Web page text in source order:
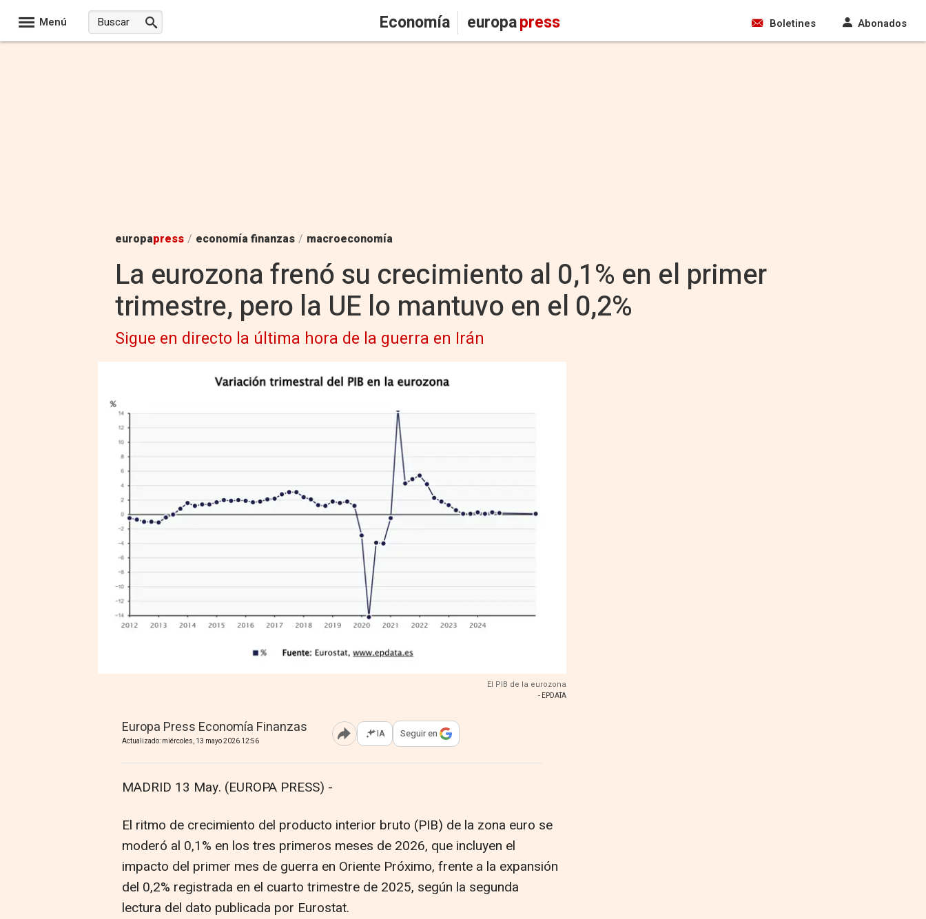
Menú Economía europapress Boletines Abonados
europapress / economía finanzas / macroeconomía
La eurozona frenó su crecimiento al 0,1% en el primer
trimestre, pero la UE lo mantuvo en el 0,2%
Sigue en directo la última hora de la guerra en Irán
El PIB de la eurozona
- EPDATA
Europa Press Economía Finanzas
Actualizado: miércoles, 13 mayo 2026 12:56 Abrir opciones para compartir
IA Seguir en
MADRID 13 May. (EUROPA PRESS) -
El ritmo de crecimiento del producto interior bruto (PIB) de la zona euro se
moderó al 0,1% en los tres primeros meses de 2026, que incluyen el
impacto del primer mes de guerra en Oriente Próximo, frente a la expansión
del 0,2% registrada en el cuarto trimestre de 2025, según la segunda
lectura del dato publicada por Eurostat.